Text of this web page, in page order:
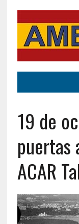
19 de
puertas
ACAR